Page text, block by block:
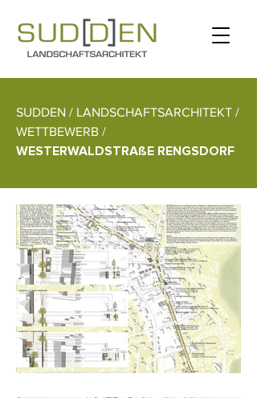
SUDDEN / LANDSCHAFTSARCHITEKT /
WETTBEWERB /
WESTERWALDSTRAßE RENGSDORF